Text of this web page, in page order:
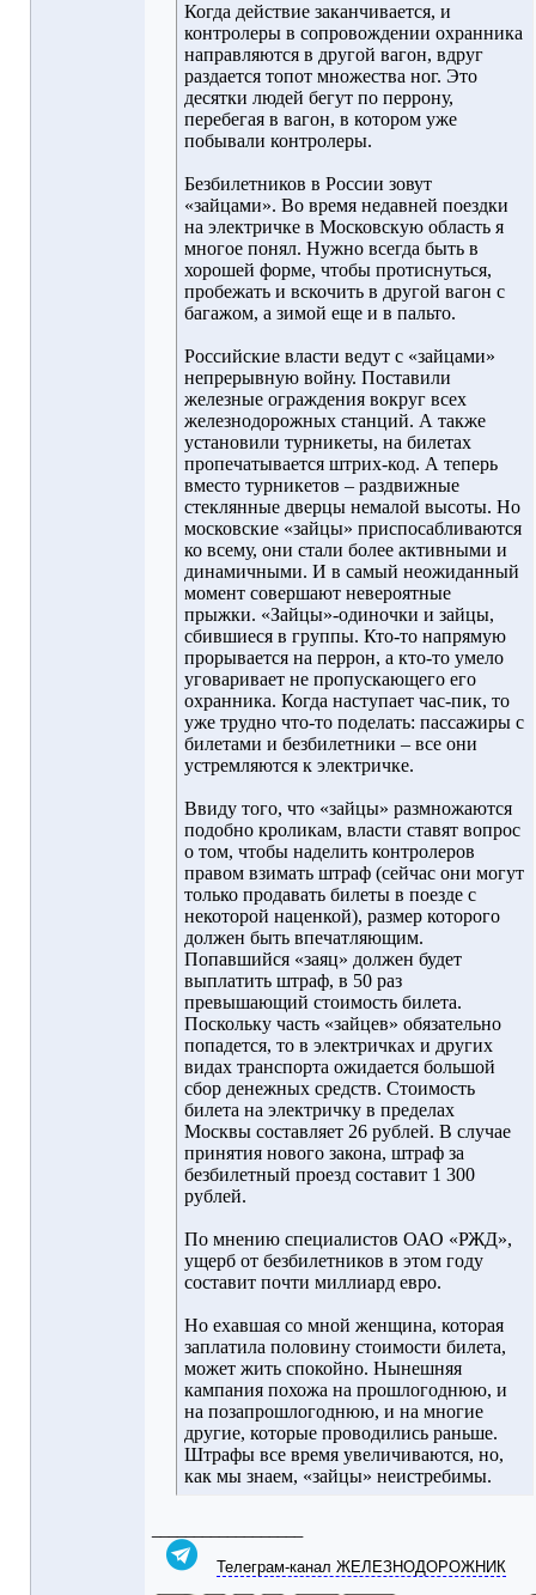
Когда действие заканчивается, и
контролеры в сопровождении охранника
направляются в другой вагон, вдруг
раздается топот множества ног. Это
десятки людей бегут по перрону,
перебегая в вагон, в котором уже
побывали контролеры.
Безбилетников в России зовут
«зайцами». Во время недавней поездки
на электричке в Московскую область я
многое понял. Нужно всегда быть в
хорошей форме, чтобы протиснуться,
пробежать и вскочить в другой вагон с
багажом, а зимой еще и в пальто.
Российские власти ведут с «зайцами»
непрерывную войну. Поставили
железные ограждения вокруг всех
железнодорожных станций. А также
установили турникеты, на билетах
пропечатывается штрих-код. А теперь
вместо турникетов – раздвижные
стеклянные дверцы немалой высоты. Но
московские «зайцы» приспосабливаются
ко всему, они стали более активными и
динамичными. И в самый неожиданный
момент совершают невероятные
прыжки. «Зайцы»-одиночки и зайцы,
сбившиеся в группы. Кто-то напрямую
прорывается на перрон, а кто-то умело
уговаривает не пропускающего его
охранника. Когда наступает час-пик, то
уже трудно что-то поделать: пассажиры с
билетами и безбилетники – все они
устремляются к электричке.
Ввиду того, что «зайцы» размножаются
подобно кроликам, власти ставят вопрос
о том, чтобы наделить контролеров
правом взимать штраф (сейчас они могут
только продавать билеты в поезде с
некоторой наценкой), размер которого
должен быть впечатляющим.
Попавшийся «заяц» должен будет
выплатить штраф, в 50 раз
превышающий стоимость билета.
Поскольку часть «зайцев» обязательно
попадется, то в электричках и других
видах транспорта ожидается большой
сбор денежных средств. Стоимость
билета на электричку в пределах
Москвы составляет 26 рублей. В случае
принятия нового закона, штраф за
безбилетный проезд составит 1 300
рублей.
По мнению специалистов ОАО «РЖД»,
ущерб от безбилетников в этом году
составит почти миллиард евро.
Но ехавшая со мной женщина, которая
заплатила половину стоимости билета,
может жить спокойно. Нынешняя
кампания похожа на прошлогоднюю, и
на позапрошлогоднюю, и на многие
другие, которые проводились раньше.
Штрафы все время увеличиваются, но,
как мы знаем, «зайцы» неистребимы.
Телеграм-канал ЖЕЛЕЗНОДОРОЖНИК